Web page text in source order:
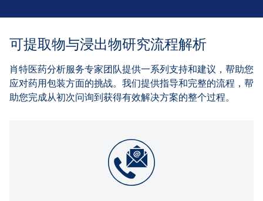
可提取物与浸出物研究流程解析
肖特医药分析服务专家团队提供一系列支持和建议，帮助您
应对药用包装方面的挑战。我们提供指导和完整的流程，帮
助您完成从初次问询到获得有效解决方案的整个过程。